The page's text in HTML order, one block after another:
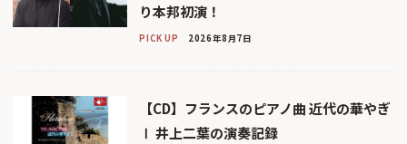
り本邦初演！
PICK UP 2026年8月7日
【CD】フランスのピアノ曲 近代の華やぎ
Ⅰ 井上二葉の演奏記録